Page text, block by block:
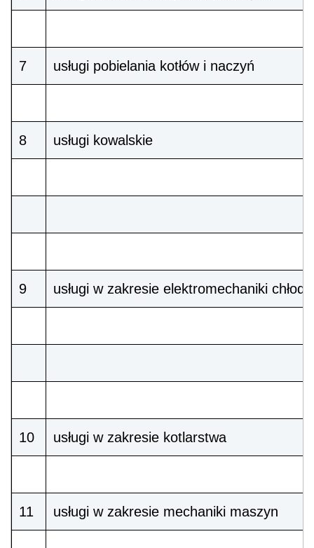
7 usługi pobielania kotłów i naczyń
8 usługi kowalskie
9 usługi w zakresie elektromechaniki
10 usługi w zakresie kotlarstwa
11 usługi w zakresie mechaniki maszyn